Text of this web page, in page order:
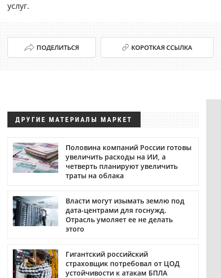
услуг.
ПОДЕЛИТЬСЯ КОРОТКАЯ ССЫЛКА
ДРУГИЕ МАТЕРИАЛЫ МАРКЕТ
Половина компаний России готовы
увеличить расходы на ИИ, а
четверть планируют увеличить
траты на облака
Власти могут изымать землю под
дата-центрами для госнужд.
Отрасль умоляет ее не делать
этого
Гигантский российский
страховщик потребовал от ЦОД
устойчивости к атакам БПЛА